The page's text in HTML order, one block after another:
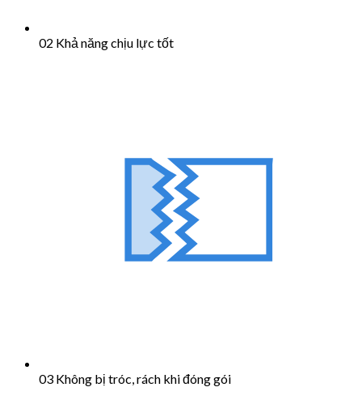
02 Khả năng chịu lực tốt
03 Không bị tróc, rách khi đóng gói